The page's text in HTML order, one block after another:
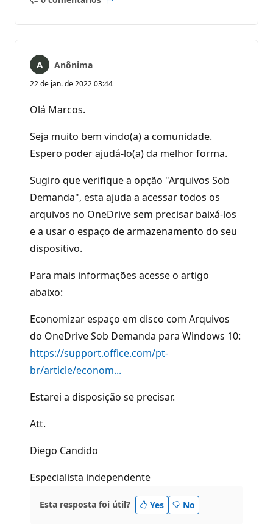
Sem
Anônima
22 de jan. de 2022 03:44
Olá Marcos.
Seja muito bem vindo(a) a comunidade.
Espero poder ajudá-lo(a) da melhor forma.
Sugiro que verifique a opção "Arquivos Sob
Demanda", esta ajuda a acessar todos os
arquivos no OneDrive sem precisar baixá-los
e a usar o espaço de armazenamento do seu
dispositivo.
Para mais informações acesse o artigo
abaixo:
Economizar espaço em disco com Arquivos
do OneDrive Sob Demanda para Windows 10:
https://support.office.com/pt-
br/article/econom...
Estarei a disposição se precisar.
Att.
Diego Candido
Especialista independente
Esta resposta foi útil? Yes No